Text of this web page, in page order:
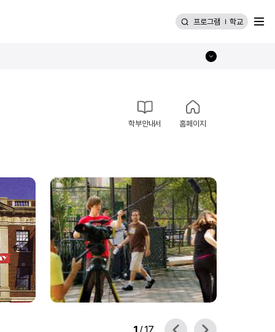
프로그램 학교
학부안내서 홈페이지